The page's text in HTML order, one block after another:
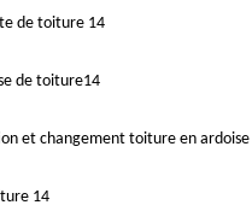
de toiture 14
de toiture14
et changement toiture en ardoise
14